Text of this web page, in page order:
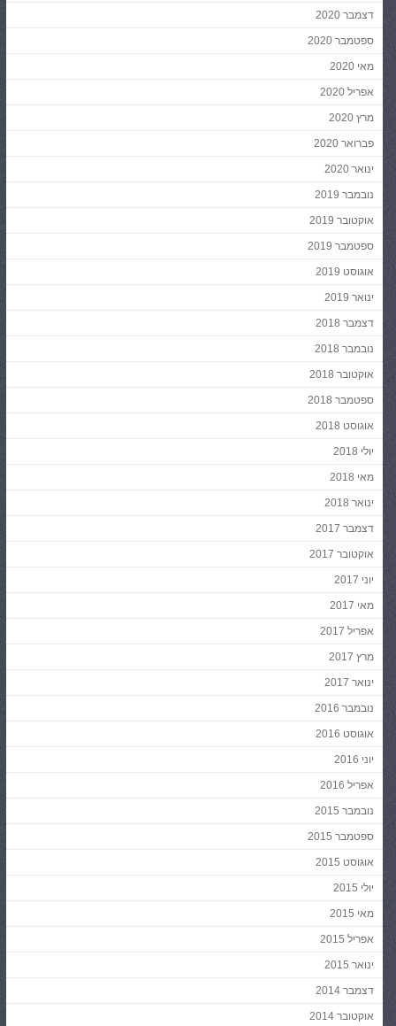
דצמבר 2020
ספטמבר 2020
מאי 2020
אפריל 2020
מרץ 2020
פברואר 2020
ינואר 2020
נובמבר 2019
אוקטובר 2019
ספטמבר 2019
אוגוסט 2019
ינואר 2019
דצמבר 2018
נובמבר 2018
אוקטובר 2018
ספטמבר 2018
אוגוסט 2018
יולי 2018
מאי 2018
ינואר 2018
דצמבר 2017
אוקטובר 2017
יוני 2017
מאי 2017
אפריל 2017
מרץ 2017
ינואר 2017
נובמבר 2016
אוגוסט 2016
יוני 2016
אפריל 2016
נובמבר 2015
ספטמבר 2015
אוגוסט 2015
יולי 2015
מאי 2015
אפריל 2015
ינואר 2015
דצמבר 2014
אוקטובר 2014